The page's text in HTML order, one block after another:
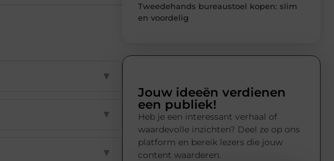
▼
▼
▼
Tweedehands bureaustoel kopen: slim
en voordelig
Jouw ideeën verdienen
een publiek!
Heb je een interessant verhaal of
waardevolle inzichten? Deel ze op ons
platform en bereik lezers die jouw
content waarderen.